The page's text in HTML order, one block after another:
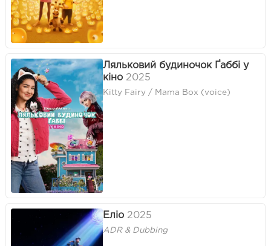
Ляльковий будиночок Ґаббі у
кіно 2025
Kitty Fairy / Mama Box (voice)
Еліо 2025
ADR & Dubbing